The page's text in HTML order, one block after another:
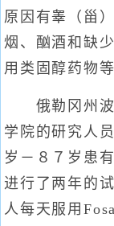
原因有睾（甾
烟、酗酒和缺
用类固醇药物等
俄勒冈州波
学院的研究人
岁－８７岁患
进行了两年的
人每天服用